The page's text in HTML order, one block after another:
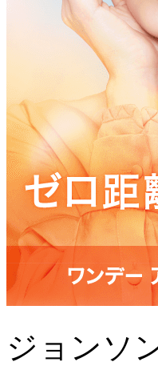
ジョンソ